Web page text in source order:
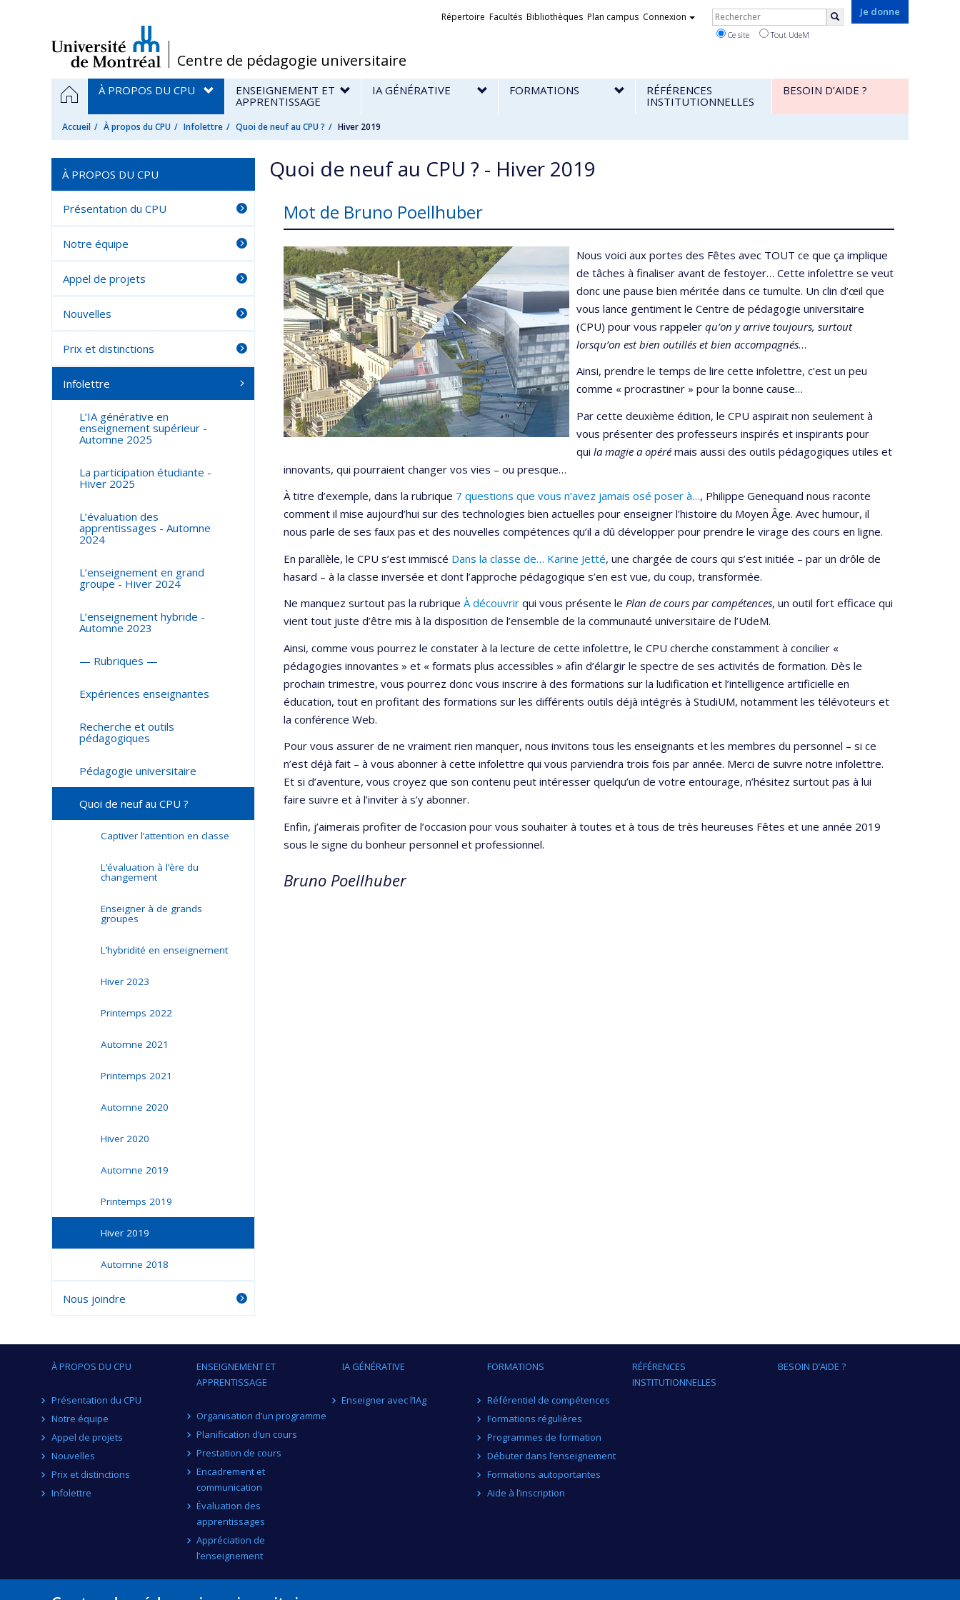
/
Centre de pédagogie universitaire
Je donne
Liens
Répertoire Facultés Bibliothèques Plan campus Connexion Rechercher
Ce site Tout UdeM
Navigation
principale
ACCUEIL
À PROPOS DU CPU
ENSEIGNEMENT ET
APPRENTISSAGE
IA GÉNÉRATIVE FORMATIONS
RÉFÉRENCES
INSTITUTIONNELLES
BESOIN D’AIDE ?
Accueil À propos du CPU Infolettre Quoi de neuf au CPU ? Hiver 2019
Quoi de neuf au CPU ? - Hiver 2019
Mot de Bruno Poellhuber
Nous voici aux portes des Fêtes avec TOUT ce que ça implique
de tâches à finaliser avant de festoyer… Cette infolettre se veut
donc une pause bien méritée dans ce tumulte. Un clin d’œil que
vous lance gentiment le Centre de pédagogie universitaire
(CPU) pour vous rappeler qu’on y arrive toujours, surtout
lorsqu’on est bien outillés et bien accompagnés…
Ainsi, prendre le temps de lire cette infolettre, c’est un peu
comme « procrastiner » pour la bonne cause…
Par cette deuxième édition, le CPU aspirait non seulement à
vous présenter des professeurs inspirés et inspirants pour
qui la magie a opéré mais aussi des outils pédagogiques utiles et
innovants, qui pourraient changer vos vies – ou presque…
À titre d’exemple, dans la rubrique 7 questions que vous n’avez jamais osé poser à…, Philippe Genequand nous raconte
comment il mise aujourd’hui sur des technologies bien actuelles pour enseigner l’histoire du Moyen Âge. Avec humour, il
nous parle de ses faux pas et des nouvelles compétences qu’il a dû développer pour prendre le virage des cours en ligne.
En parallèle, le CPU s’est immiscé Dans la classe de… Karine Jetté, une chargée de cours qui s’est initiée – par un drôle de
hasard – à la classe inversée et dont l’approche pédagogique s’en est vue, du coup, transformée.
Ne manquez surtout pas la rubrique À découvrir qui vous présente le Plan de cours par compétences, un outil fort efficace qui
vient tout juste d’être mis à la disposition de l’ensemble de la communauté universitaire de l’UdeM.
Ainsi, comme vous pourrez le constater à la lecture de cette infolettre, le CPU cherche constamment à concilier «
pédagogies innovantes » et « formats plus accessibles » afin d’élargir le spectre de ses activités de formation. Dès le
prochain trimestre, vous pourrez donc vous inscrire à des formations sur la ludification et l’intelligence artificielle en
éducation, tout en profitant des formations sur les différents outils déjà intégrés à StudiUM, notamment les télévoteurs et
la conférence Web.
Pour vous assurer de ne vraiment rien manquer, nous invitons tous les enseignants et les membres du personnel – si ce
n’est déjà fait – à vous abonner à cette infolettre qui vous parviendra trois fois par année. Merci de suivre notre infolettre.
Et si d’aventure, vous croyez que son contenu peut intéresser quelqu’un de votre entourage, n’hésitez surtout pas à lui
faire suivre et à l’inviter à s’y abonner.
Enfin, j’aimerais profiter de l’occasion pour vous souhaiter à toutes et à tous de très heureuses Fêtes et une année 2019
sous le signe du bonheur personnel et professionnel.
Bruno Poellhuber
À PROPOS DU CPU
Présentation du CPU
Notre équipe
Appel de projets
Nouvelles
Prix et distinctions
Infolettre
L’IA générative en
enseignement supérieur -
Automne 2025
La participation étudiante -
Hiver 2025
L’évaluation des
apprentissages - Automne
2024
L’enseignement en grand
groupe - Hiver 2024
L’enseignement hybride -
Automne 2023
— Rubriques —
Expériences enseignantes
Recherche et outils
pédagogiques
Pédagogie universitaire
Quoi de neuf au CPU ?
Captiver l’attention en classe
L’évaluation à l’ère du
changement
Enseigner à de grands
groupes
L’hybridité en enseignement
Hiver 2023
Printemps 2022
Automne 2021
Printemps 2021
Automne 2020
Hiver 2020
Automne 2019
Printemps 2019
Hiver 2019
Automne 2018
Nous joindre
À PROPOS DU CPU
Présentation du CPU
Notre équipe
Appel de projets
Nouvelles
Prix et distinctions
Infolettre
ENSEIGNEMENT ET
APPRENTISSAGE
Organisation d’un programme
Planification d’un cours
Prestation de cours
Encadrement et
communication
Évaluation des
apprentissages
Appréciation de
l’enseignement
IA GÉNÉRATIVE
Enseigner avec l’IAg
FORMATIONS
Référentiel de compétences
Formations régulières
Programmes de formation
Débuter dans l’enseignement
Formations autoportantes
Aide à l’inscription
RÉFÉRENCES
INSTITUTIONNELLES
BESOIN D’AIDE ?